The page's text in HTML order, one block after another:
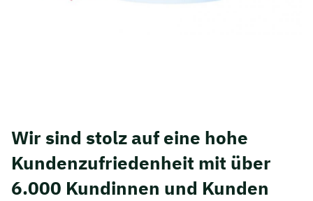
Wir sind stolz auf eine hohe
Kunden­zufriedenheit mit über
6.000 Kundinnen und Kunden